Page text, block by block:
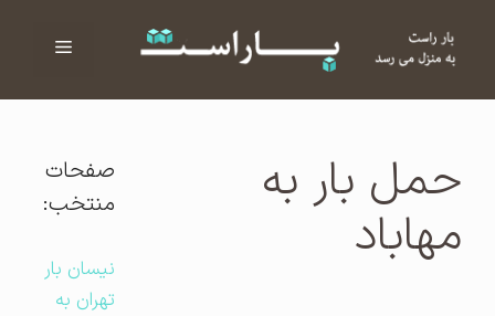
فهرست
حمل بار به
مهاباد
صفحات
منتخب:
نیسان بار
تهران به